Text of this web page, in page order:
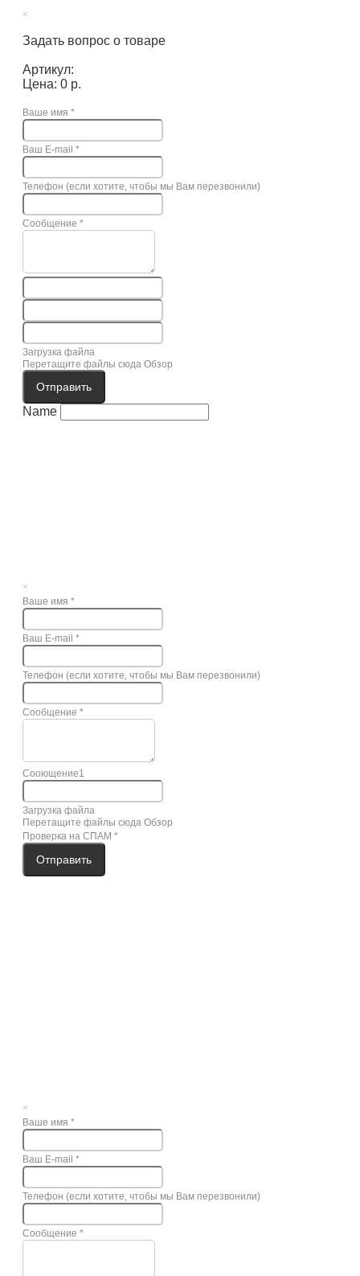
×
Задать вопрос о товаре
Артикул:
Цена: 0 р.
Ваше имя *
Ваш E-mail *
Телефон (если хотите, чтобы мы Вам перезвонили)
Сообщение *
Загрузка файла
Перетащите файлы сюда Обзор
Отправить
Name
×
Ваше имя *
Ваш E-mail *
Телефон (если хотите, чтобы мы Вам перезвонили)
Сообщение *
Сооющение1
Загрузка файла
Перетащите файлы сюда Обзор
Проверка на СПАМ *
Отправить
×
Ваше имя *
Ваш E-mail *
Телефон (если хотите, чтобы мы Вам перезвонили)
Сообщение *